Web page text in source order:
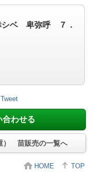
シベ 卑弥呼 ７．
Tweet
合わせる
） 苗販売の一覧へ
HOME TOP